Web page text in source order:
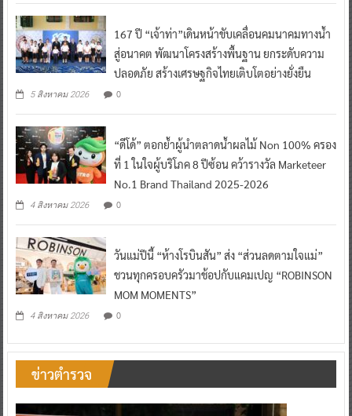
167 ปี “เจ้าท่า”เดินหน้าขับเคลื่อนคมนาคมทางน้ำ
สู่อนาคต พัฒนาโครงสร้างพื้นฐาน ยกระดับความ
ปลอดภัย สร้างเศรษฐกิจไทยเติบโตอย่างยั่งยืน
5 สิงหาคม 2026 0
“ดีโด้” ตอกย้ำผู้นำตลาดน้ำผลไม้ Non 100% ครอง
ที่ 1 ในใจผู้บริโภค 8 ปีซ้อน คว้ารางวัล Marketeer
No.1 Brand Thailand 2025-2026
4 สิงหาคม 2026 0
วันแม่ปีนี้ “ห้างโรบินสัน” ส่ง “ส่วนลดตามใจแม่”
ชวนทุกครอบครัวมาช้อปกับแคมเปญ “ROBINSON
MOM MOMENTS”
4 สิงหาคม 2026 0
ข่าวตำรวจ